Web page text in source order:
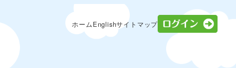
ホームEnglishサイトマップ ログ